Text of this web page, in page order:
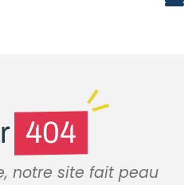
404
notre site fait peau